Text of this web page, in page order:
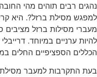
רבים תוהים מהי
מסילת ברזל?. היא
מסילות ברזל מציבים
ערניים במיוחד.
הספציפיים החלים
התקרבות למעבר מסילת